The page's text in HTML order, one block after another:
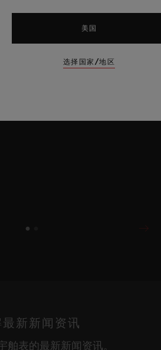
——作为业界当之无愧的“蓝宝石大
石天蓝色腕表。这款时计采用蓝宝石材
最新新闻资讯
舶表的最新新闻资讯。
美国
选择国家/地区